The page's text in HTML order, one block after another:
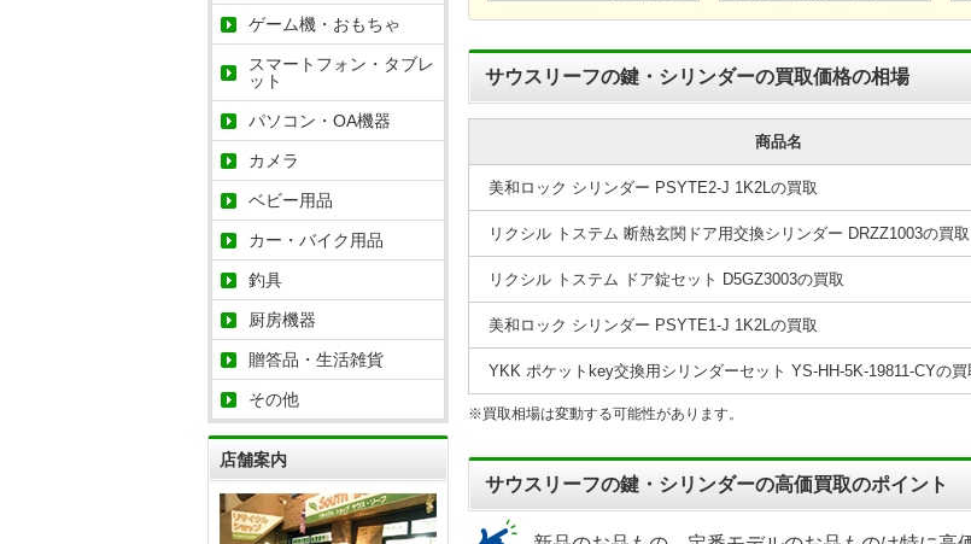
保管に伴う外箱に傷や汚れは
ありましたが、未使用未開封
の状態でした。
保管に伴う外箱に傷や汚れ、
剥がれはありましたが、未使
用未開封の状態でした。
サウスリーフの鍵・シリンダーの買取価格の相場
商品名
美和ロック シリンダー PSYTE2-J 1K2Lの買取
リクシル トステム 断熱玄関ドア用交換シリンダー DRZZ1003の買取
リクシル トステム ドア錠セット D5GZ3003の買取
美和ロック シリンダー PSYTE1-J 1K2Lの買取
YKK ポケットkey交換用シリンダーセット YS-HH-5K-19811-CYの買
※買取相場は変動する可能性があります。
サウスリーフの鍵・シリンダーの高価買取のポイント
ゲーム機・おもちゃ
スマートフォン・タブレ
ット
パソコン・OA機器
カメラ
ベビー用品
カー・バイク用品
釣具
厨房機器
贈答品・生活雑貨
その他
店舗案内